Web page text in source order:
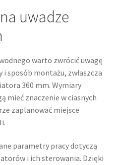
uwadze
warto zwrócić uwagę
i sposób montażu, zwłaszcza
360 mm. Wymiary
mieć znaczenie w ciasnych
zaplanować miejsce
parametry pracy dotyczą
i ich sterowania. Dzięki